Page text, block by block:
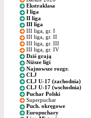
Ekstraklasa
I liga
II liga
III liga
III liga, gr. I
III liga, gr. II
III liga, gr. III
III liga, gr. IV
Dziś grają
Niższe ligi
Najnowsze rozgr.
CLJ
CLJ U-17 (zachodnia)
CLJ U-17 (wschodnia)
Puchar Polski
Superpuchar
Puch. okręgowe
Europuchary